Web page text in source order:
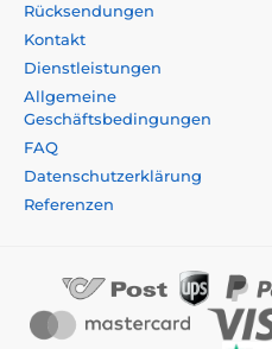
Rücksendungen
Kontakt
Dienstleistungen
Allgemeine
Geschäftsbedingungen
FAQ
Datenschutzerklärung
Referenzen